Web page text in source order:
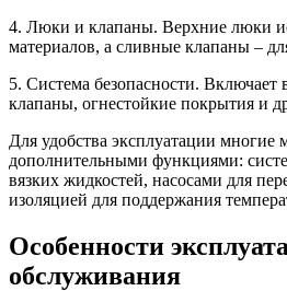
4. Люки и клапаны. Верхние люки
материалов, а сливные клапаны –
5. Система безопасности. Включает
клапаны, огнестойкие покрытия и
Для удобства эксплуатации многие
дополнительными функциями:
вязких жидкостей, насосами для
изоляцией для поддержания
Особенности
обслуживания